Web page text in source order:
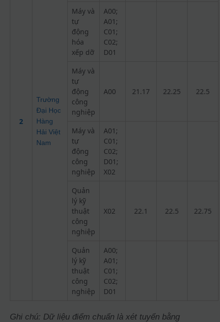
2
Trường
Đại Học
Hàng
Hải Việt
Nam
Máy và
tự
động
hóa
xếp dỡ
A00;
A01;
C01;
C02;
D01
Máy và
tự
động
công
nghiệp
A00 21.17 22.25 22.5
Máy và
tự
động
công
nghiệp
A01;
C01;
C02;
D01;
X02
Quản
lý kỹ
thuật
công
nghiệp
X02 22.1 22.5 22.75
Quản
lý kỹ
thuật
công
nghiệp
A00;
A01;
C01;
C02;
D01
Ghi chú: Dữ liệu điểm chuẩn là xét tuyển bằng